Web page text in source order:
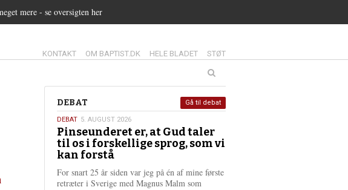
mere - se oversigten her
13.0:
KONTAKT 14.0:
OM BAPTIST.DK 15.0:
HELE BLADET 16.0:
STØT
Debat
DEBAT
5.
august
2026
DEBAT 5. AUGUST 2026
Pinseunderet er, at Gud taler
til os i forskellige sprog, som vi
kan forstå
For snart 25 år siden var jeg på én af mine første
retræter i Sverige med Magnus Malm som
Gå til debat